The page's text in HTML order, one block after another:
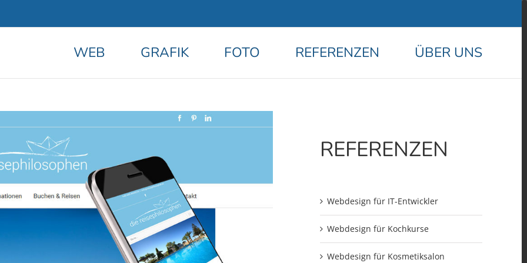
WEB GRAFIK FOTO REFERENZEN ÜBER UNS
REFERENZEN
Webdesign für IT-Entwickler
Webdesign für Kochkurse
Webdesign für Kosmetiksalon